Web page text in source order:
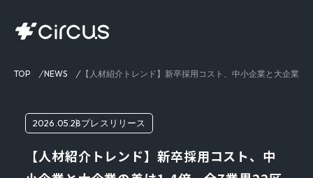
TOP NEWS 【人材紹介トレンド】新卒採用コスト、中小企業と大企業
2026.05.28プレスリリース
【人材紹介トレンド】新卒採用コスト、中